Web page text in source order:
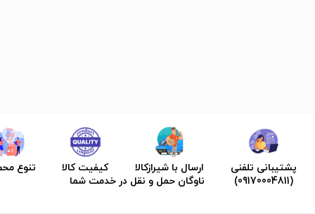
پشتیبانی تلفنی
(09170004811)
ارسال با شیرازکالا
ناوگان حمل و نقل در خدمت شما
کیفیت کالا تنوع